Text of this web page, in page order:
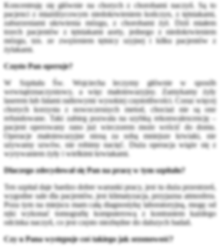
Koncentruję się głównie na chorych z chorobami naczyń. Są to
pacjenci z miażdżycowym niedokrwieniem kończyn, z tętniakami,
zaburzeniami ukrwienia mózgu, z chorobami żył. Dziś miałem
trzech pacjentów z tętniakami aorty, jednego z niedokrwieniem
mózgu, tzn. ze zwężeniem tętnicy szyjnej i kilku pacjentów z
żylakami.
Często Pan operuje?
W Szpitalu Św. Wojciecha leczymy głównie w sposób
wewnątrznaczyniowy, a więc małoinwazyjny. Zamykamy żyły
laserem lub falami radiowymi wysokiej częstotliwości. Coraz więcej
chorych korzysta z nowoczesnych metod, chociaż nie są one
refundowane. Taki zabieg pozwala na szybką rekonwalescencję –
pacjent operowany rano już wieczorem może wrócić do domu.
Operacje małoinwazyjne niosą za sobą mniejsze krwiaki, nie
używamy szwów, nie robimy nacięć. Duża operacja wiąże się z
wyrywaniem żyły i wielkimi krwiakami.
Dlaczego zdecydował się Pan na pracę w tym szpitalu?
Ten szpital daje bardzo dobre warunki pracy, jest tu duża przestrzeń,
wygodne sale dla pacjentów, jest klimatyzacja, przyjazna atmosfera.
Poza tym na miejscu mam całą diagnostykę laboratoryjną, mogę od
ręki wykonać tomografię komputerową z kontrastem każdego
odcinka naczyń, co jest często niezbędne do dalszych badań.
Czy u Pana występuje coś takiego jak sezonowość?